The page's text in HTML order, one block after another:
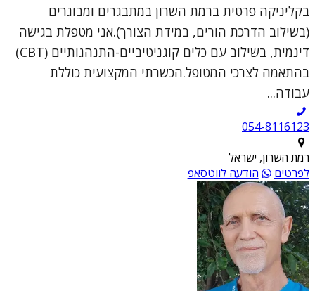
בקליניקה פרטית ברמת השרון במתבגרים ומבוגרים
(בשילוב הדרכת הורים, במידת הצורך).אני מטפלת בגישה
דינמית, בשילוב עם כלים קוגניטיביים-התנהגותיים (CBT)
בהתאמה לצרכי המטופל.הכשרתי המקצועית כוללת
עבודה...
054-8116123
רמת השרון, ישראל
לפרטים
הודעה לווטסאפ